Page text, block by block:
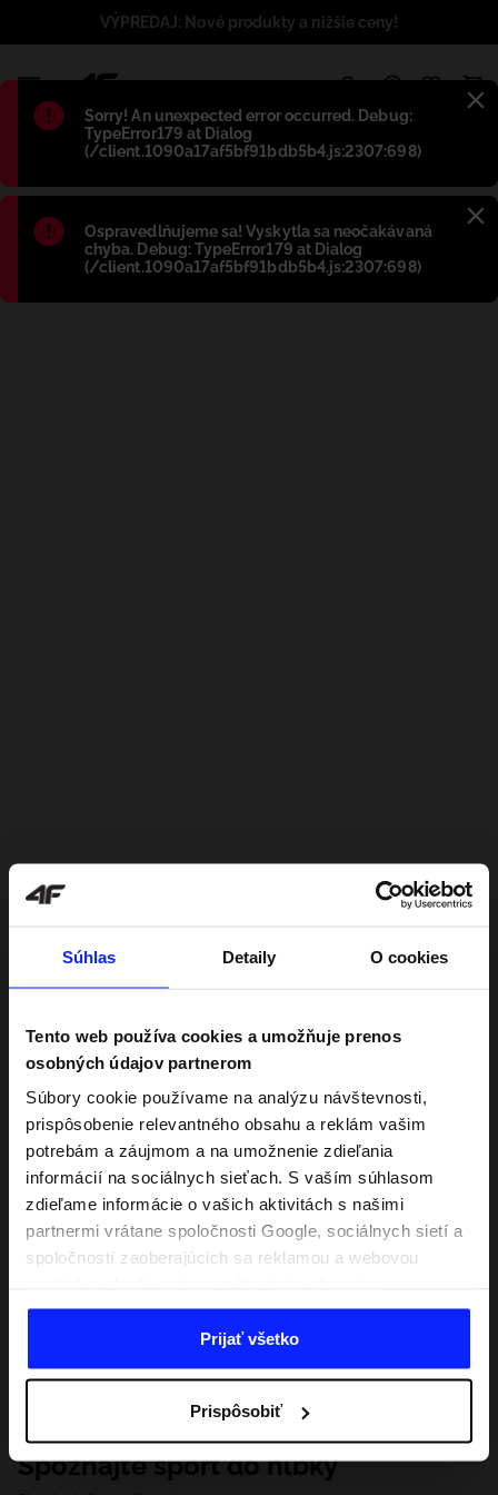
Súhlas Detaily O cookies
Tento web používa cookies a umožňuje prenos
osobných údajov partnerom
Súbory cookie používame na analýzu návštevnosti,
prispôsobenie relevantného obsahu a reklám vašim
potrebám a záujmom a na umožnenie zdieľania
informácií na sociálnych sieťach. S vaším súhlasom
zdieľame informácie o vašich aktivitách s našimi
partnermi vrátane spoločnosti Google, sociálnych sietí a
spoločností zaoberajúcich sa reklamou a webovou
kombinovať s inými, ktoré poskytnete mimo tejto
webovej stránky, ako aj s údajmi, ktoré získajú v
dôsledku vášho používania ich služieb. S vaším
našim partnerom, aby sme zacielili a zlepšili spôsob
zobrazovania online reklamy, vykonali analytický
prieskum, upravili obsah a zlepšili riešenia ponúkané
Prijať všetko
Prispôsobiť
Błąd:
Sorry! An unexpected error occurred. Debug:
TypeError179 at Dialog
(/client.1090a17af5bf91bdb5b4.js:2307:698)
Błąd:
Ospravedlňujeme sa! Vyskytla sa neočakávaná
chyba. Debug: TypeError179 at Dialog
(/client.1090a17af5bf91bdb5b4.js:2307:698)
VÝPREDAJ: Nové produkty a nižšie ceny!
Spoznajte šport do hĺbky